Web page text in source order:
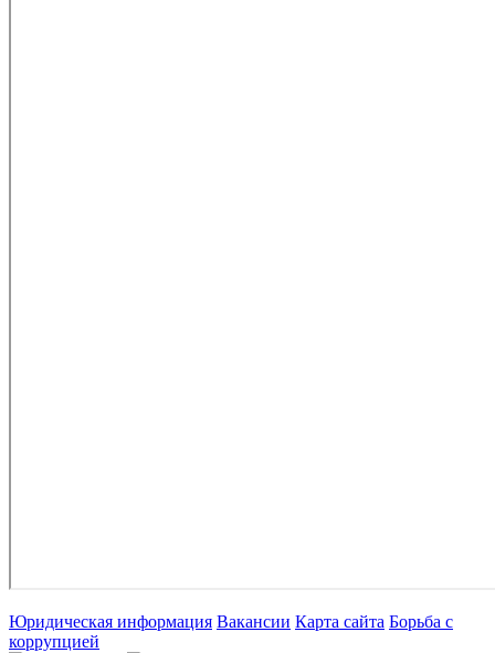
Юридическая информация Вакансии Карта сайта Борьба с
коррупцией